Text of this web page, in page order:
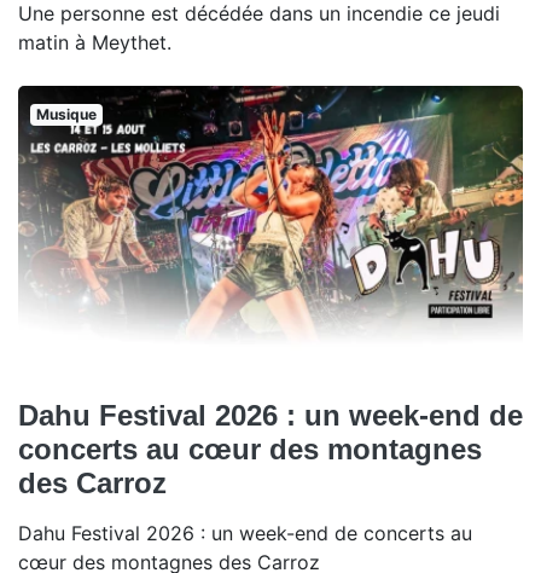
Une personne est décédée dans un incendie ce jeudi
matin à Meythet.
Musique
Dahu Festival 2026 : un week-end de
concerts au cœur des montagnes
des Carroz
Dahu Festival 2026 : un week-end de concerts au
cœur des montagnes des Carroz